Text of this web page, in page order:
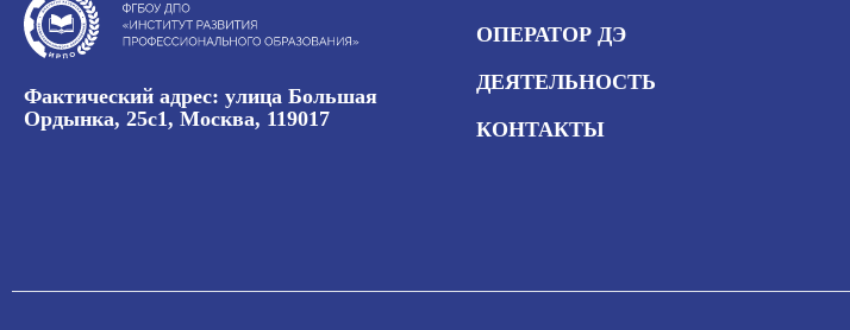
Фактический адрес: улица Большая
Ордынка, 25с1, Москва, 119017
ОПЕРАТОР ДЭ
ДЕЯТЕЛЬНОСТЬ
КОНТАКТЫ